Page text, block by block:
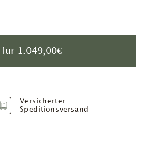
für 1.049,00€
Versicherter
Speditionsversand